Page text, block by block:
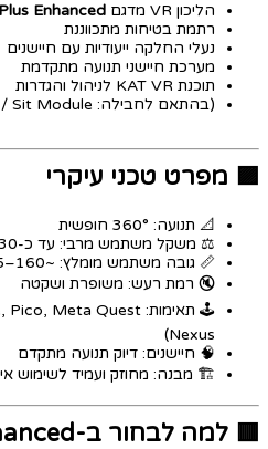
הליכון VR מדגם
Enhanced
רתמת בטיחות מתכווננת
נעלי החלקה ייעודיות עם חיישנים
מערכת חיישני תנועה מתקדמת
תוכנת KAT VR לניהול והגדרות
(בהתאם לחבילה: Nexus / Armband / Sit Module)
🟪 מפרט טכני עיקרי
📐 תנועה: 360° חופשית
⚖️ משקל משתמש מרבי: עד כ-130 ק״ג
📏 גובה משתמש מומלץ: ~160–195 ס״מ
🔇 רמת רעש: משופרת ושקטה
Nexus)
🧠 חיישנים: דיוק תנועה מתקדם
🏗️ מבנה: מחוזק ועמיד לשימוש
🟥 למה לבחור ב-C2 Plus Enhanced?